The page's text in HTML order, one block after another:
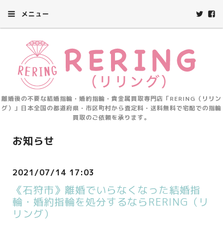
メニュー
離婚後の不要な結婚指輪・婚約指輪・貴金属買取専門店「RERING（リリン
グ）」日本全国の都道府県・市区町村から査定料・送料無料で宅配での指輪
買取のご依頼を承ります。
お知らせ
2021/07/14 17:03
《石狩市》離婚でいらなくなった結婚指
輪・婚約指輪を処分するならRERING（リ
リング）